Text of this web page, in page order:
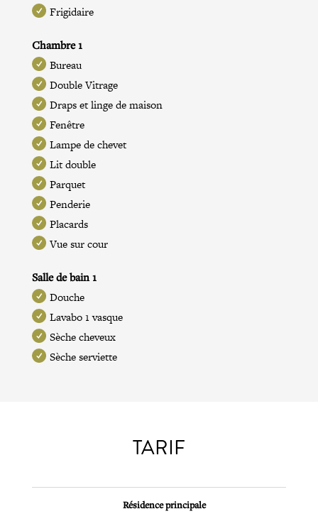
Frigidaire
Chambre 1
Bureau
Double Vitrage
Draps et linge de maison
Fenêtre
Lampe de chevet
Lit double
Parquet
Penderie
Placards
Vue sur cour
Salle de bain 1
Douche
Lavabo 1 vasque
Sèche cheveux
Sèche serviette
TARIF
Résidence principale